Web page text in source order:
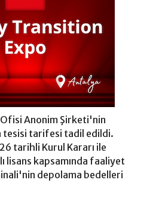
Anonim Şirketi'nin
tarifesi tadil edildi.
tarihli Kurul Kararı ile
lisans kapsamında faaliyet
depolama bedelleri